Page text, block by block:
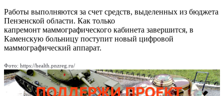
Работы выполняются за счет средств, выделенных из бюджета
Пензенской области. Как только
капремонт маммографического кабинета завершится, в
Каменскую больницу поступит новый цифровой
маммографический аппарат.
Фото: https://health.pnzreg.ru/